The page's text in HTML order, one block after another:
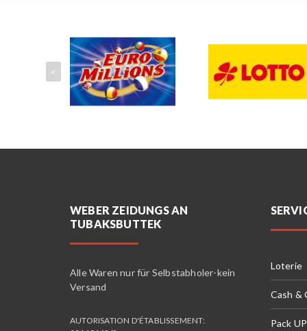
<
WEBER ZEIDUNGS AN
TUBAKSBUTTEK
Alle Waren nur für Selbstabholer-kein
Versand
AUTORISATION D'ÉTABLISSEMENT:
Loterie
Cash &
Pack UP